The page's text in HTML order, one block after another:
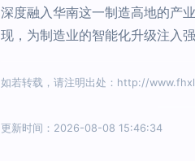
深度融入华南这一制造高地的产
现，为制造业的智能化升级注入
如若转载，请注明出处：http://
更新时间：2026-08-08 15:46:34